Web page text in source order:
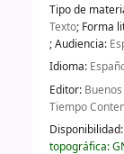
Tipo de
Texto; Forma
; Audiencia:
Idioma:
Editor:
Tiempo
Disponibilidad:
topográfica: